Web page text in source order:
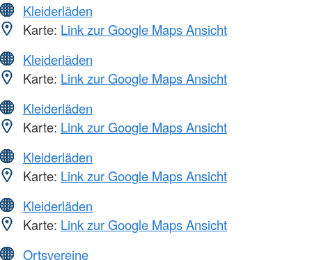
Kleiderläden
Karte: Link zur Google Maps Ansicht
Kleiderläden
Karte: Link zur Google Maps Ansicht
Kleiderläden
Karte: Link zur Google Maps Ansicht
Kleiderläden
Karte: Link zur Google Maps Ansicht
Kleiderläden
Karte: Link zur Google Maps Ansicht
Ortsvereine